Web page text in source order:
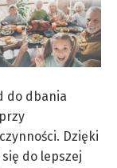
do dbania
Dzięki
do lepszej